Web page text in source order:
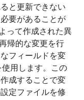
と更新できない
要があることが
って作成された異
帰的な変更を行
フィールドを変
使用します。この
成することで変
定ファイルを修